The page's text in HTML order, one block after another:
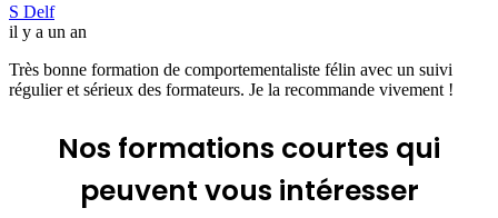
S Delf
il y a un an
Très bonne formation de comportementaliste félin avec un suivi
régulier et sérieux des formateurs. Je la recommande vivement !
Nos formations courtes qui
peuvent vous intéresser